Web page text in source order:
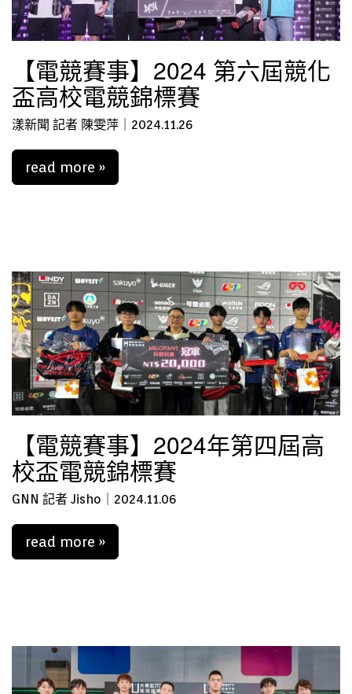
【電競賽事】2024 第六屆競化
盃高校電競錦標賽
漾新聞 記者 陳雯萍｜2024.11.26
read more »
【電競賽事】2024年第四屆高
校盃電競錦標賽
GNN 記者 Jisho｜2024.11.06
read more »